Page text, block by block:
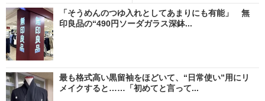
「そうめんのつゆ入れとしてあまりにも有能」 無
印良品の“490円ソーダガラス深鉢...
最も格式高い黒留袖をほどいて、“日常使い”用にリ
メイクすると……「初めてと言って...